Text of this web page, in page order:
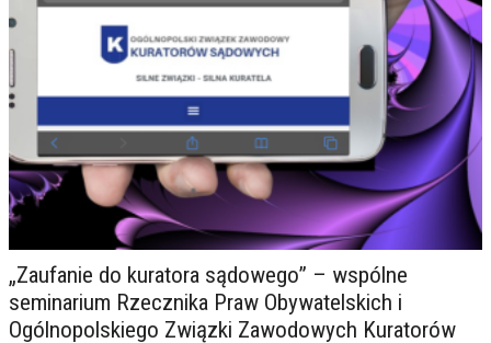
„Zaufanie do kuratora sądowego” – wspólne
seminarium Rzecznika Praw Obywatelskich i
Ogólnopolskiego Związki Zawodowych Kuratorów